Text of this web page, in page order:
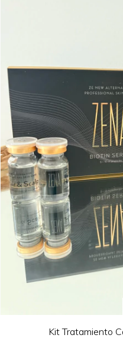
Kit Tratamiento